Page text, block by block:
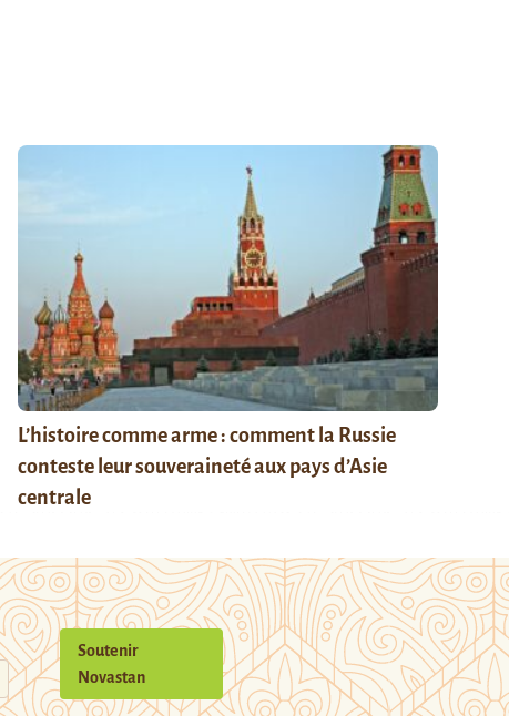
L’histoire comme arme : comment la Russie
conteste leur souveraineté aux pays d’Asie
centrale
Soutenir
Novastan